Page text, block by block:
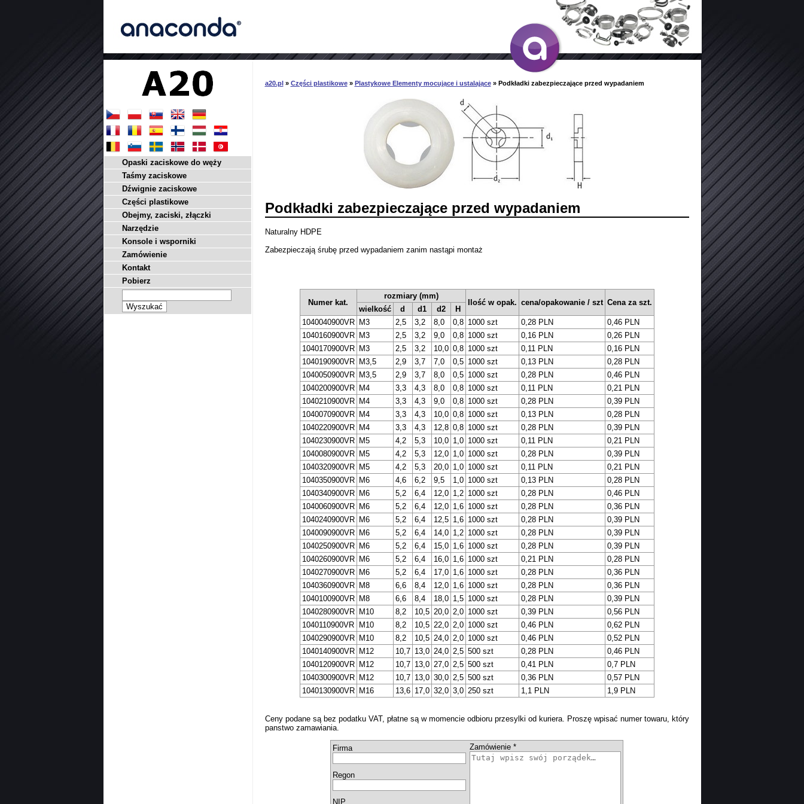
a20.pl» Części plastikowe» Plastykowe Elementy mocujące i ustalające» Podkładki zabezpieczające przed wypadaniem
Podkładki zabezpieczające przed wypadaniem
Naturalny HDPE
Zabezpieczają śrubę przed wypadaniem zanim nastąpi montaż
Numer kat.
rozmiary (mm)
Ilość w opak. cena/opakowanie / szt Cena za szt.
wielkość d d1 d2
H
1040040900VR
M3 2,5 3,2 8,0 0,8 1000 szt 0,28 PLN
0,46 PLN
1040160900VR
M3 2,5 3,2 9,0 0,8 1000 szt 0,16 PLN
0,26 PLN
1040170900VR
M3 2,5 3,2 10,0 0,8 1000 szt 0,11 PLN
0,16 PLN
1040190900VR
M3,5 2,9 3,7 7,0 0,5 1000 szt 0,13 PLN
0,28 PLN
1040050900VR
M3,5 2,9 3,7 8,0 0,5 1000 szt 0,28 PLN
0,46 PLN
1040200900VR
M4 3,3 4,3 8,0 0,8 1000 szt 0,11 PLN
0,21 PLN
1040210900VR
M4 3,3 4,3 9,0 0,8 1000 szt 0,28 PLN
0,39 PLN
1040070900VR
M4 3,3 4,3 10,0 0,8 1000 szt 0,13 PLN
0,28 PLN
1040220900VR
M4 3,3 4,3 12,8 0,8 1000 szt 0,28 PLN
0,39 PLN
1040230900VR
M5 4,2 5,3 10,0 1,0 1000 szt 0,11 PLN
0,21 PLN
1040080900VR
M5 4,2 5,3 12,0 1,0 1000 szt 0,28 PLN
0,39 PLN
1040320900VR
M5 4,2 5,3 20,0 1,0 1000 szt 0,11 PLN
0,21 PLN
1040350900VR
M6 4,6 6,2 9,5 1,0 1000 szt 0,13 PLN
0,28 PLN
1040340900VR
M6 5,2 6,4 12,0 1,2 1000 szt 0,28 PLN
0,46 PLN
1040060900VR
M6 5,2 6,4 12,0 1,6 1000 szt 0,28 PLN
0,36 PLN
1040240900VR
M6 5,2 6,4 12,5 1,6 1000 szt 0,28 PLN
0,39 PLN
1040090900VR
M6 5,2 6,4 14,0 1,2 1000 szt 0,28 PLN
0,39 PLN
1040250900VR
M6 5,2 6,4 15,0 1,6 1000 szt 0,28 PLN
0,39 PLN
1040260900VR
M6 5,2 6,4 16,0 1,6 1000 szt 0,21 PLN
0,28 PLN
1040270900VR
M6 5,2 6,4 17,0 1,6 1000 szt 0,28 PLN
0,36 PLN
1040360900VR
M8 6,6 8,4 12,0 1,6 1000 szt 0,28 PLN
0,36 PLN
1040100900VR
M8 6,6 8,4 18,0 1,5 1000 szt 0,28 PLN
0,39 PLN
1040280900VR
M10 8,2 10,5 20,0 2,0 1000 szt 0,39 PLN
0,56 PLN
1040110900VR
M10 8,2 10,5 22,0 2,0 1000 szt 0,46 PLN
0,62 PLN
1040290900VR
M10 8,2 10,5 24,0 2,0 1000 szt 0,46 PLN
0,52 PLN
1040140900VR
M12 10,7 13,0 24,0 2,5 500 szt 0,28 PLN
0,46 PLN
1040120900VR
M12 10,7 13,0 27,0 2,5 500 szt 0,41 PLN
0,7 PLN
1040300900VR
M12 10,7 13,0 30,0 2,5 500 szt 0,36 PLN
0,57 PLN
1040130900VR
M16 13,6 17,0 32,0 3,0 250 szt 1,1 PLN 1,9 PLN
Ceny podane są bez podatku VAT, płatne są w momencie odbioru przesylki od kuriera. Proszę wpisać numer towaru, który
panstwo zamawiania.
Firma Zamówienie *
Regon
NIP
Opaski zaciskowe do węży
Taśmy zaciskowe
Dźwignie zaciskowe
Części plastikowe
Obejmy, zaciski, złączki
Narzędzie
Konsole i wsporniki
Zamówienie
Kontakt
Pobierz